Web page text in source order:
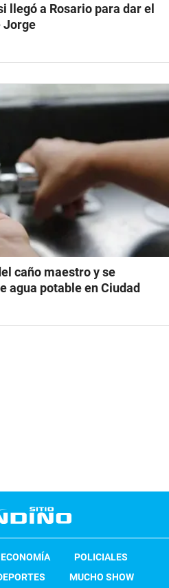
llegó a Rosario para dar el
Jorge
caño maestro y se
agua potable en Ciudad
ECONOMÍA
POLICIALES
MUCHO SHOW